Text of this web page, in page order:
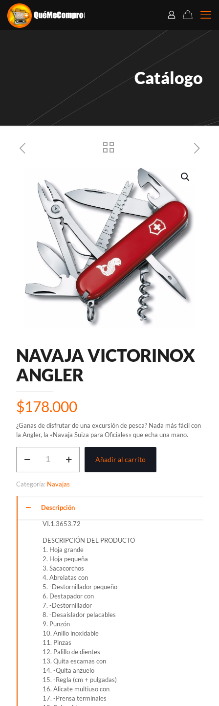
Catálogo
NAVAJA VICTORINOX
ANGLER
$178.000
¿Ganas de disfrutar de una excursión de pesca? Nada más fácil con
la Angler, la «Navaja Suiza para Oficiales» que echa una mano.
VICTORINOX
Añadir al carrito
Categoría: Navajas
Descripción
VI.1.3653.72
DESCRIPCIÓN DEL PRODUCTO
1. Hoja grande
2. Hoja pequeña
3. Sacacorchos
4. Abrelatas con
5. -Destornillador pequeño
6. Destapador con
7. -Destornillador
8. -Desaislador pelacables
9. Punzón
10. Anillo inoxidable
11. Pinzas
12. Palillo de dientes
13. Quita escamas con
14. -Quita anzuelo
15. -Regla (cm + pulgadas)
16. Alicate multiuso con
17. -Prensa terminales